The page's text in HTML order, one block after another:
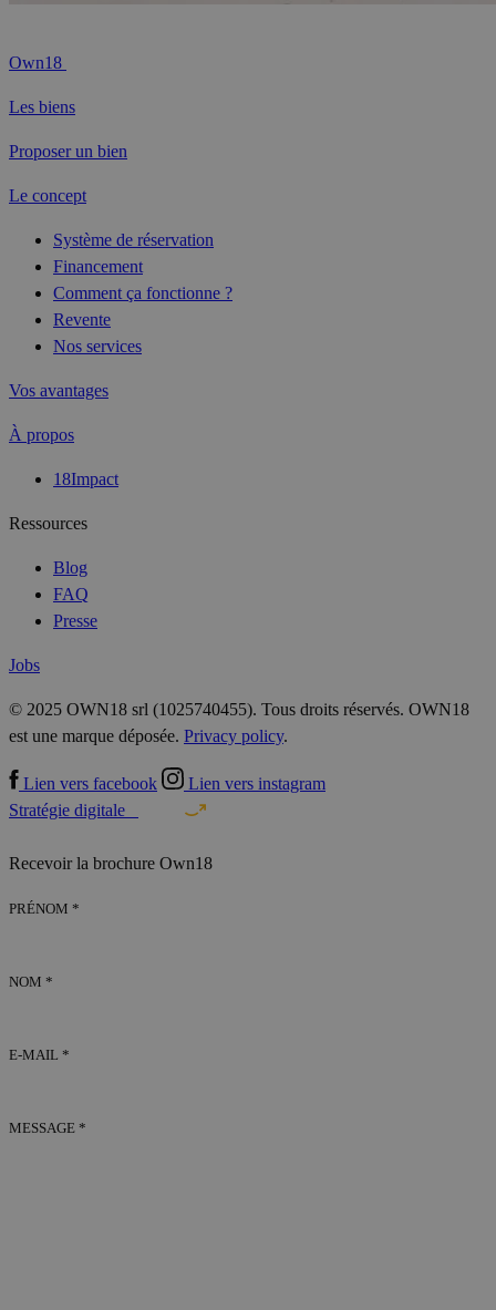
Own18
Les biens
Proposer un bien
Le concept
Système de réservation
Financement
Comment ça fonctionne ?
Revente
Nos services
Vos avantages
À propos
18Impact
Ressources
Blog
FAQ
Presse
Jobs
© 2025 OWN18 srl (1025740455). Tous droits réservés. OWN18
est une marque déposée. Privacy policy.
Lien vers facebook
Lien vers instagram
Stratégie digitale
Recevoir la brochure Own18
PRÉNOM *
NOM *
E-MAIL *
MESSAGE *